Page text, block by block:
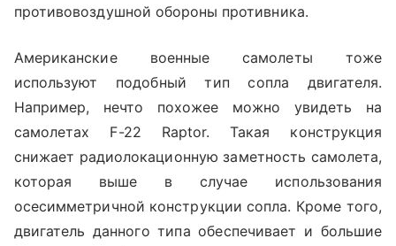
противовоздушной обороны противника.
Американские военные самолеты тоже
используют подобный тип сопла двигателя.
Например, нечто похожее можно увидеть на
самолетах F-22 Raptor. Такая конструкция
снижает радиолокационную заметность самолета,
которая выше в случае использования
осесимметричной конструкции сопла. Кроме того,
двигатель данного типа обеспечивает и большие